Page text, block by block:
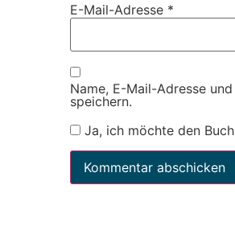
E-Mail-Adresse *
Name, E-Mail-Adresse
speichern.
Ja, ich möchte den